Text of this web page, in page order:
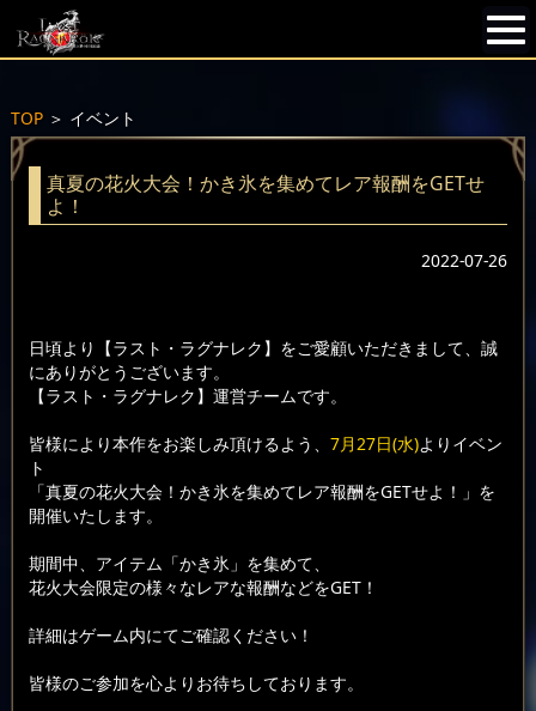
TOP＞ イベント
真夏の花火大会！かき氷を集めてレア報酬をGETせ
よ！
2022-07-26
日頃より【ラスト・ラグナレク】をご愛顧いただきまして、誠
にありがとうございます。
【ラスト・ラグナレク】運営チームです。
皆様により本作をお楽しみ頂けるよう、 7月27日(水)よりイベン
ト
「真夏の花火大会！かき氷を集めてレア報酬をGETせよ！」を
開催いたします。
期間中、アイテム「かき氷」を集めて、
花火大会限定の様々なレアな報酬などをGET！
詳細はゲーム内にてご確認ください！
皆様のご参加を心よりお待ちしております。